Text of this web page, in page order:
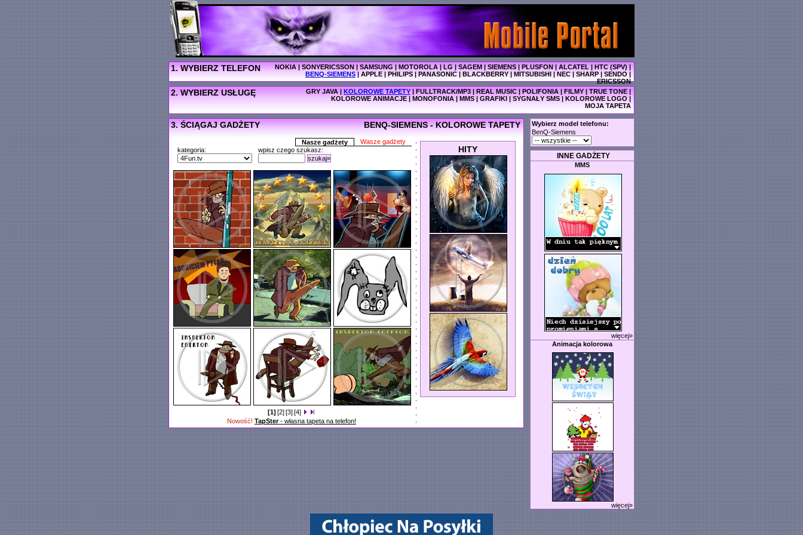
1. WYBIERZ TELEFON NOKIA|SONYERICSSON|SAMSUNG|MOTOROLA|LG|SAGEM|SIEMENS|PLUSFON|ALCATEL|HTC (SPV)|
BENQ-SIEMENS|APPLE|PHILIPS|PANASONIC|BLACKBERRY|MITSUBISHI|NEC|SHARP|SENDO|
ERICSSON
2. WYBIERZ USŁUGĘ GRY JAVA | KOLOROWE TAPETY | FULLTRACK/MP3 | REAL MUSIC | POLIFONIA | FILMY | TRUE TONE |
KOLOROWE ANIMACJE | MONOFONIA | MMS | GRAFIKI | SYGNAŁY SMS | KOLOROWE LOGO |
MOJA TAPETA
3. ŚCIĄGAJ GADŻETY BENQ-SIEMENS - KOLOROWE TAPETY
Wasze gadżety
Nasze gadżety
kategoria:
wpisz czego szukasz:
szukaj»
[1] [2][3][4]
Nowość! TapSter- własna tapeta na telefon!
HITY
Wybierz model telefonu:
BenQ-Siemens
INNE GADŻETY
MMS
więcej»
Animacja kolorowa
więcej»